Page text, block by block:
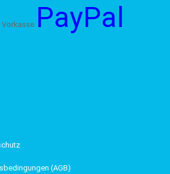
Vorkasse PayPal
(AGB)